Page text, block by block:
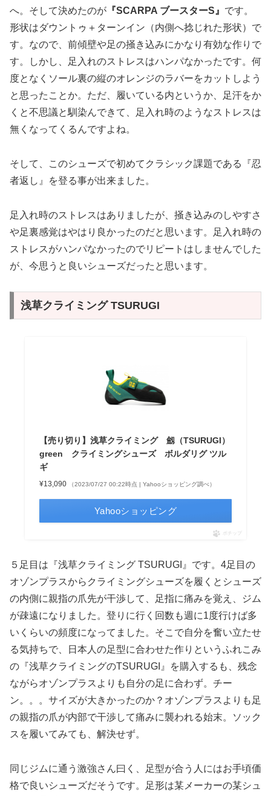
へ。そして決めたのが 『SCARPA ブースターS』 です。
形状はダウントゥ＋ターンイン（内側へ捻じれた形状）で
す。なので、前傾壁や足の掻き込みにかなり有効な作りで
す。しかし、足入れのストレスはハンパなかったです。何
度となくソール裏の縦のオレンジのラバーをカットしよう
と思ったことか。ただ、履いている内というか、足汗をか
くと不思議と馴染んできて、足入れ時のようなストレスは
無くなってくるんですよね。
そして、このシューズで初めてクラシック課題である『忍
者返し』を登る事が出来ました。
足入れ時のストレスはありましたが、掻き込みのしやすさ
や足裏感覚はやはり良かったのだと思います。足入れ時の
ストレスがハンパなかったのでリピートはしませんでした
が、今思うと良いシューズだったと思います。
浅草クライミング TSURUGI
【売り切り】浅草クライミング 劔（TSURUGI）
green クライミングシューズ ボルダリグ ツル
ギ
¥13,090 （2023/07/27 00:22時点 | Yahooショッピング調べ）
Yahooショッピング
ポチップ
５足目は『浅草クライミング TSURUGI』です。4足目の
オゾンプラスからクライミングシューズを履くとシューズ
の内側に親指の爪先が干渉して、足指に痛みを覚え、ジム
が疎遠になりました。登りに行く回数も週に1度行けば多
いくらいの頻度になってました。そこで自分を奮い立たせ
る気持ちで、日本人の足型に合わせた作りというふれこみ
の『浅草クライミングのTSURUGI』を購入するも、残念
ながらオゾンプラスよりも自分の足に合わず。チー
ン。。。サイズが大きかったのか？オゾンプラスよりも足
の親指の爪が内部で干渉して痛みに襲われる始末。ソック
スを履いてみても、解決せず。
同じジムに通う激強さん曰く、足型が合う人にはお手頃価
格で良いシューズだそうです。足形は某メーカーの某シュ